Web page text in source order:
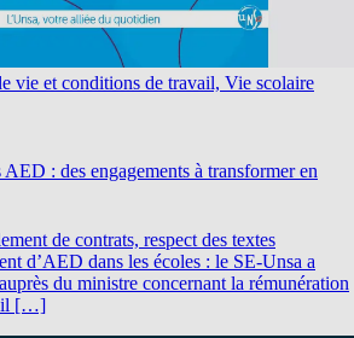
vie et conditions de travail, Vie scolaire
: des engagements à transformer en
de contrats, respect des textes
d’AED dans les écoles : le SE-Unsa a
du ministre concernant la rémunération
[…]